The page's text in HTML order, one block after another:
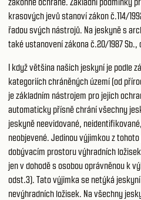
krasových jevů stanoví zákon č.114/
řadou svých nástrojů. Na jeskyně s
také ustanovení zákona č.20/1987
I když většina našich jeskyní je podle
kategoriích chráněných území (od
je základním nástrojem pro jejich
automaticky přísně chrání všechny
jeskyně neevidované,
neobjevené. Jedinou výjimkou z
dobývacím prostoru výhradních
jen v dohodě s osobou oprávněnou k
odst.3). Tato výjimka se netýká
nevýhradních ložisek. Na všechny